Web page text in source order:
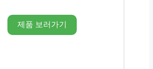
제품 보러가기